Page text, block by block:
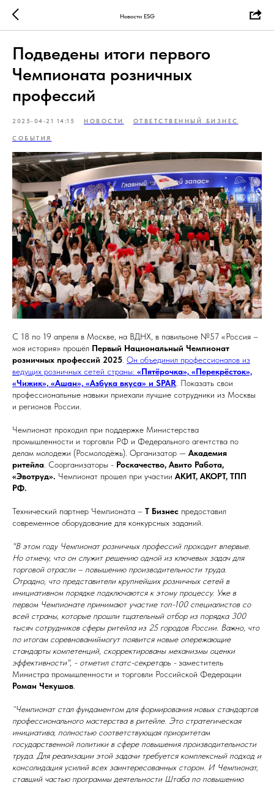
Новости ESG
Подведены итоги первого
Чемпионата розничных
профессий
2025-04-21 14:15 НОВОСТИ ОТВЕТСТВЕННЫЙ БИЗНЕС
СОБЫТИЯ
С 18 по 19 апреля в Москве, на ВДНХ, в павильоне №57 «Россия –
моя история» прошёл Первый Национальный Чемпионат
розничных профессий 2025 Он объединил профессионалов из
ведущих розничных сетей страны: «Пятёрочка», «Перекрёсток»,
«Чижик», «Ашан», «Азбука вкуса» и SPAR . Показать свои
профессиональные навыки приехали лучшие сотрудники из Москвы
и регионов России.
Чемпионат проходил при поддержке Министерства
промышленности и торговли РФ и Федерального агентства по
делам молодежи (Росмолодёжь). Организатор — Академия
ритейла . Соорганизаторы - Роскачество, Авито Работа,
«Эвотруд». Чемпионат прошел при участии АКИТ, АКОРТ, ТПП
РФ.
Технический партнер Чемпионата – Т Бизнес предоставил
современное оборудование для конкурсных заданий.
"В этом году Чемпионат розничных профессий проходит впервые.
Но отмечу, что он служит решению одной из ключевых задач для
торговой отрасли – повышению производительности труда.
Отрадно, что представители крупнейших розничных сетей в
инициативном порядке подключаются к этому процессу. Уже в
первом Чемпионате принимают участие топ-100 специалистов со
всей страны, которые прошли тщательный отбор из порядка 300
тысяч сотрудников сферы ритейла из 25 городов России. ⁠⁠Важно, что
по итогам соревнованиймогут появится новые опережающие
стандарты компетенций, скорректированы механизмы оценки
эффективности", - отметил статс-секретарь -заместитель
Министра промышленности и торговли Российской Федерации
Роман Чекушов
“Чемпионат стал фундаментом для формирования новых стандартов
профессионального мастерства в ритейле. Это стратегическая
инициатива, полностью соответствующая приоритетам
государственной политики в сфере повышения производительности
труда. Для реализации этой задачи требуется комплексный подход и
консолидация усилий всех заинтересованных сторон. И Чемпионат,
ставший частью программы деятельности Штаба по повышению